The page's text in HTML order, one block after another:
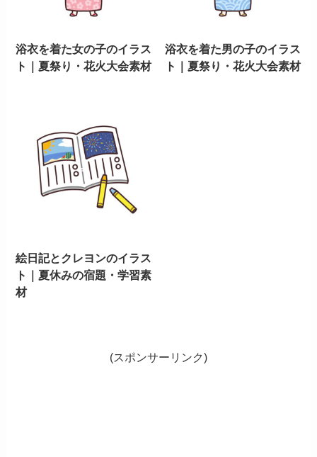
浴衣を着た女の子のイラス
ト｜夏祭り・花火大会素材
浴衣を着た男の子のイラス
ト｜夏祭り・花火大会素材
絵日記とクレヨンのイラス
ト｜夏休みの宿題・学習素
材
(スポンサーリンク)